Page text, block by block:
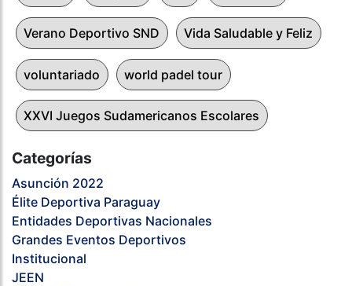
Verano Deportivo SND Vida Saludable y Feliz
voluntariado world padel tour
XXVI Juegos Sudamericanos Escolares
Categorías
Asunción 2022
Élite Deportiva Paraguay
Entidades Deportivas Nacionales
Grandes Eventos Deportivos
Institucional
JEEN